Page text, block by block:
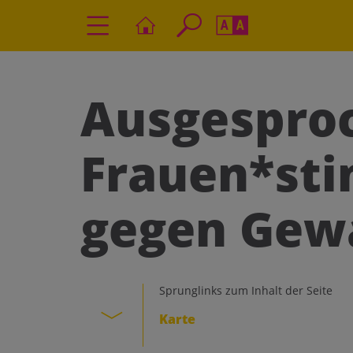
A A
gegen
Sprunglinks zum Inhalt der Seite
Karte